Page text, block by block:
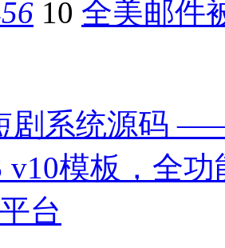
10 全美邮件